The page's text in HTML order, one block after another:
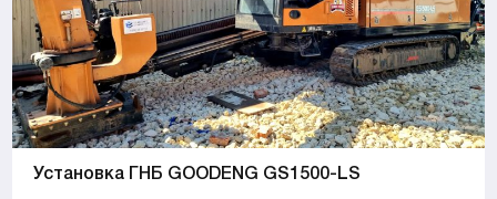
Установка ГНБ GOODENG GS1500-LS